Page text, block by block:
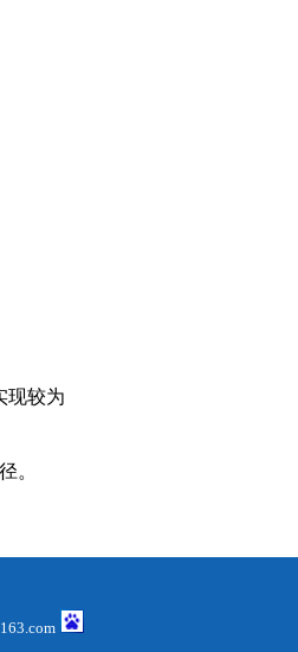
现较为
。